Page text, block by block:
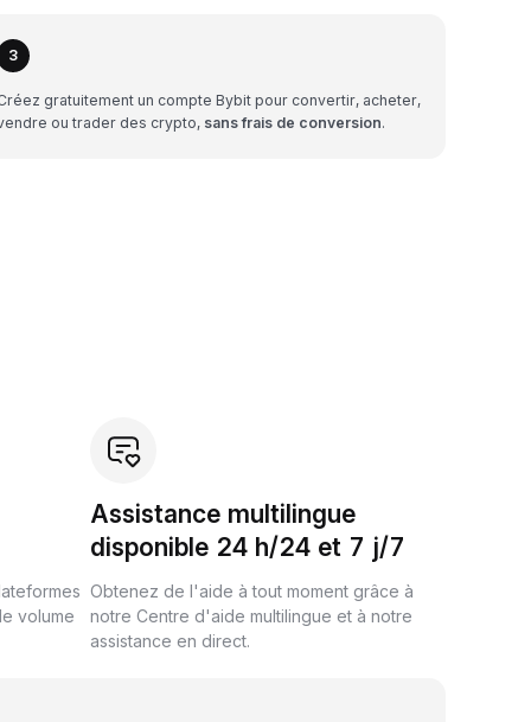
3
gratuitement un compte Bybit pour convertir, acheter,
ou trader des crypto, sans frais de conversion.
volume
Assistance multilingue
disponible 24 h/24 et 7 j/7
Obtenez de l'aide à tout moment grâce à
notre Centre d'aide multilingue et à notre
assistance en direct.